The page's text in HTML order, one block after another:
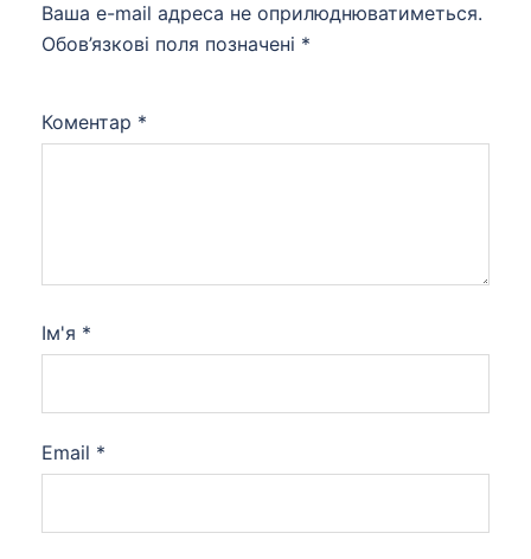
Ваша e-mail адреса не оприлюднюватиметься.
Обов’язкові поля позначені *
Коментар *
Ім'я *
Email *